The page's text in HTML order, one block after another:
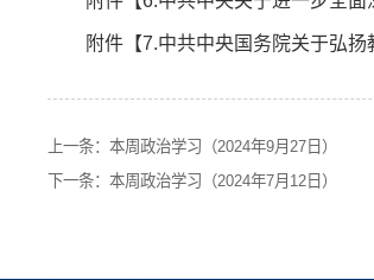
附件【7.中共中央国务院关于弘
上一条：本周政治学习（2024年9月27日）
下一条：本周政治学习（2024年7月12日）